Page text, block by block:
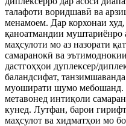
талафоти воридшавӣ ва
менамоем. Дар корхонаи
қаноатмандии муштариёнро
маҳсулоти мо аз назорати
самаранокӣ ва
дастгоҳҳои дуплексер/
баландсифат,
муоширати шумо мебошанд.
метавонед интиқоли
кунед. Лутфан, барои
маҳсулот ва хидматҳои мо